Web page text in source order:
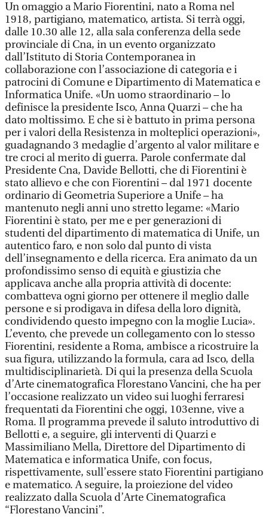
Un omaggio a Mario Fiorentini, nato a Roma nel
1918, partigiano, matematico, artista. Si terrà oggi,
dalle 10.30 alle 12, alla sala conferenza della sede
provinciale di Cna, in un evento organizzato
dall’Istituto di Storia Contemporanea in
collaborazione con l’associazione di categoria e i
patrocini di Comune e Dipartimento di Matematica e
Informatica Unife. «Un uomo straordinario – lo
definisce la presidente Isco, Anna Quarzi – che ha
dato moltissimo. E che si è battuto in prima persona
per i valori della Resistenza in molteplici operazioni»,
guadagnando 3 medaglie d’argento al valor militare e
tre croci al merito di guerra. Parole confermate dal
Presidente Cna, Davide Bellotti, che di Fiorentini è
stato allievo e che con Fiorentini – dal 1971 docente
ordinario di Geometria Superiore a Unife – ha
mantenuto negli anni uno stretto legame: «Mario
Fiorentini è stato, per me e per generazioni di
studenti del dipartimento di matematica di Unife, un
autentico faro, e non solo dal punto di vista
dell’insegnamento e della ricerca. Era animato da un
profondissimo senso di equità e giustizia che
applicava anche alla propria attività di docente:
combatteva ogni giorno per ottenere il meglio dalle
persone e si prodigava in difesa della loro dignità,
condividendo questo impegno con la moglie Lucia».
L’evento, che prevede un collegamento con lo stesso
Fiorentini, residente a Roma, ambisce a ricostruire la
sua figura, utilizzando la formula, cara ad Isco, della
multidisciplinarietà. Di qui la presenza della Scuola
d’Arte cinematografica Florestano Vancini, che ha per
l’occasione realizzato un video sui luoghi ferraresi
frequentati da Fiorentini che oggi, 103enne, vive a
Roma. Il programma prevede il saluto introduttivo di
Bellotti e, a seguire, gli interventi di Quarzi e
Massimiliano Mella, Direttore del Dipartimento di
Matematica e informatica Unife, con focus,
rispettivamente, sull’essere stato Fiorentini partigiano
e matematico. A seguire, la proiezione del video
realizzato dalla Scuola d’Arte Cinematografica
“Florestano Vancini”.